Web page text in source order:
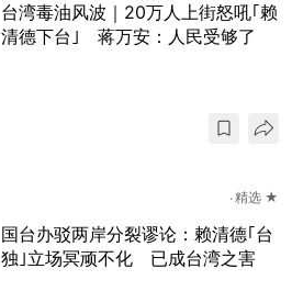
台湾毒油风波｜20万人上街怒吼｢赖
清德下台｣ 蒋万安：人民受够了
精选 ★
国台办驳两岸分裂谬论：赖清德｢台
独｣立场冥顽不化 已成台湾之害